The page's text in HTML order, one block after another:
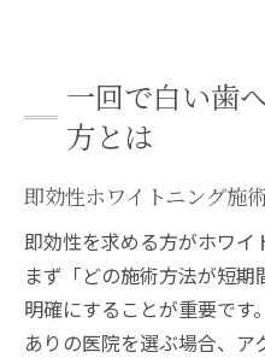
一回で白い歯
方とは
即効性ホワイトニング施
即効性を求める方がホワイ
まず「どの施術方法が短
明確にすることが重要です
ありの医院を選ぶ場合、